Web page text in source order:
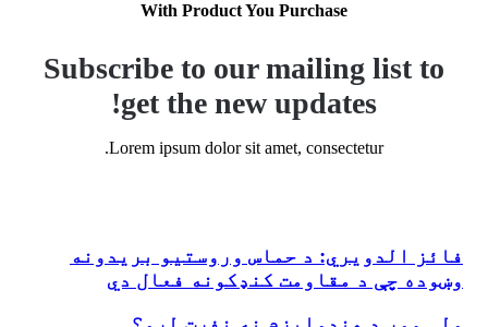
With Product You Purchase
Subscribe to our mailing list to
get the new updates!
Lorem ipsum dolor sit amet, consectetur.
فائز الدویري: د حماس وروستیو بریدونه وښوده چې
د مقاومت کنډکونه فعال دي
فائز الدویري: د حماس وروستیو بریدونه
وښوده چې د مقاومت کنډکونه فعال دي
ولې موږ د هندوایزم نه نفرت لرو؟